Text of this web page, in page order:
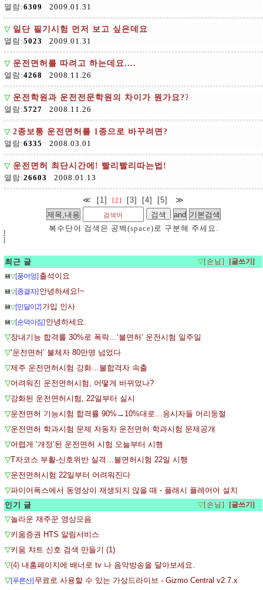
열람:6309 2009.01.31
▽ 일단 필기시험 먼저 보고 싶은데요
열람:5023 2009.01.31
▽ 운전면허를 따려고 하는데요....
열람:4268 2008.11.26
▽ 운전학원과 운전전문학원의 차이가 뭔가요??
열람:5727 2008.11.26
▽ 2종보통 운전면허를 1종으로 바꾸려면?
열람:6335 2008.03.01
▽ 운전면허 최단시간에! 빨리빨리따는법!
열람:26603 2008.01.13
≪ [1] [2] [3] [4] [5] ≫
복수단어 검색은 공백(space)로 구분해 주세요.
]
]
최근 글 ▽[손님]
💾▽[풍어엉] 출석이요
💾▽[종결자] 안녕하세요!~
💾▽[민달이2] 가입 인사
💾▽[순덕아짐] 안녕하세요.
▽장내기능 합격률 30%로 폭락…‘불면허’ 운전시험 일주일
▽‘운전면허’ 불체자 80만명 넘었다
▽제주 운전면허시험 강화…불합격자 속출
▽어려워진 운전면허시험, 어떻게 바뀌었나?
▽강화된 운전면허시험, 22일부터 실시
▽운전면허 기능시험 합격률 90%→10%대로…응시자들 어리둥절
▽운전면허 학과시험 문제 자동차 운전면허 학과시험 문제공개
▽어렵게 ‘개정’된 운전면허 시험 오늘부터 시행
▽T자코스 부활-신호위반 실격…불면허시험 22일 시행
▽운전면허시험 22일부터 어려워진다
▽파이어폭스에서 동영상이 재생되지 않을 때 - 플래시 플레어어 설치
인기 글
▽[손님]
▽놀라운 재주꾼 영상모음
▽키움증권 HTS 알림서비스
▽키움 챠트 신호 검색 만들기 (1)
▽(4) 내홈페이지에 배너로 tv 나 음악방송을 달아보세요.
▽[푸른산] 무료로 사용할 수 있는 가상드라이브 - Gizmo Central v2.7.x